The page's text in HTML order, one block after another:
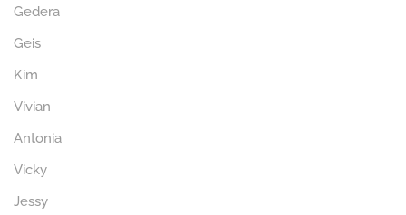
Gedera
Geis
Kim
Vivian
Antonia
Vicky
Jessy